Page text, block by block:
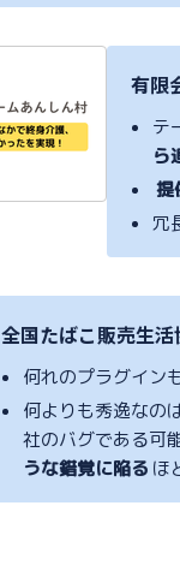
有限
テ
ら
提
冗
全国たばこ販売生
何れのプラグイン
何よりも秀逸なの
社のバグである可
うな錯覚に陥る ほ